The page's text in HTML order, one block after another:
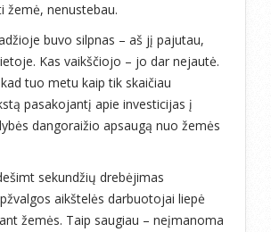
žemė, nenustebau.
buvo silpnas – aš jį pajutau,
Kas vaikščiojo – jo dar nejautė.
tuo metu kaip tik skaičiau
pasakojantį apie investicijas į
dangoraižio apsaugą nuo žemės
sekundžių drebėjimas
aikštelės darbuotojai liepė
žemės. Taip saugiau – neįmanoma